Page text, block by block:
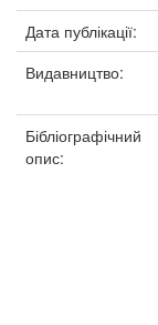
Дата публікації:
Видавництво:
Бібліографічний
опис: